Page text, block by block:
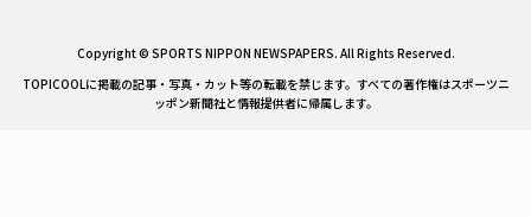
Copyright © SPORTS NIPPON NEWSPAPERS. All Rights Reserved.
TOPICOOLに掲載の記事・写真・カット等の転載を禁じます。すべての著作権はスポーツニ
ッポン新聞社と情報提供者に帰属します。